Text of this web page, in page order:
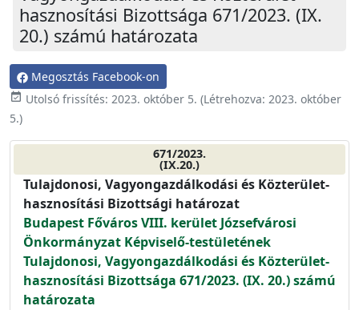
hasznosítási Bizottsága 671/2023. (IX.
20.) számú határozata
Megosztás Facebook-on
event_available Utolsó frissítés: 2023. október 5. (Létrehozva: 2023. október
5.)
671/2023.
(IX.20.)
Tulajdonosi, Vagyongazdálkodási és Közterület-
hasznosítási Bizottsági határozat
Budapest Főváros VIII. kerület Józsefvárosi
Önkormányzat Képviselő-testületének
Tulajdonosi, Vagyongazdálkodási és Közterület-
hasznosítási Bizottsága 671/2023. (IX. 20.) számú
határozata